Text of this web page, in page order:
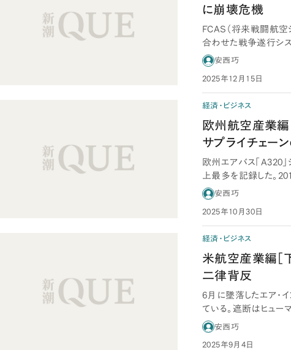
に崩壊危機
FCAS（将来戦闘航空
合わせた戦争遂行シ
る構想だ。同盟…
安西巧
2025年12月15日
経済・ビジネス
欧州航空産業編
サプライチェー
欧州エアバス「A320
上最多を記録した。
数…安西巧
2025年10月30日
経済・ビジネス
米航空産業編［
二律背反
6月に墜落したエア・
ている。遮断はヒュー
か。最終…
安西巧
2025年9月4日